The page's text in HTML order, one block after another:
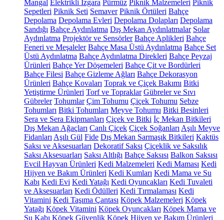
Mangal Elektrikli Izgara Pürmüz Piknik Malzemeleri Piknik
Sepetleri Piknik Seti Semaver Piknik Örtüleri Bahçe
Depolama Depolama Evleri Depolama Dolapları Depolama
Sandığı Bahçe Aydınlatma Dış Mekan Aydınlatmalar Solar
Aydınlatma Projektör ve Sensörler Bahçe Aplikleri Bahçe
Feneri ve Meşaleler Bahçe Masa Üstü Aydınlatma Bahçe Set
Üstü Aydınlatma Bahçe Aydınlatma Direkleri Bahçe Peyzaj
Ürünleri Bahçe Yer Döşemeleri Bahçe Çit ve Bordürleri
Bahçe Filesi Bahçe Gizleme Ağları Bahçe Dekorasyon
Ürünleri Bahçe Kovaları Toprak ve Çiçek Bakımı Bitki
Yetiştirme Ürünleri Torf ve Topraklar Gübreler ve Sıvı
Gübreler Tohumlar Çim Tohumu Çiçek Tohumu Sebze
Tohumları Bitki Tohumları Meyve Tohumu Bitki Besinleri
Sera ve Sera Ekipmanları Çiçek ve Bitki İç Mekan Bitkileri
Dış Mekan Ağaçları Canlı Çiçek Çiçek Soğanları Aşılı Meyve
Fidanları Aşılı Gül Fide Dış Mekan Sarmaşık Bitkileri Kaktüs
Saksı ve Aksesuarları Dekoratif Saksı Çiçeklik ve Saksılık
Saksı Aksesuarları Saksı Altlığı Bahçe Saksısı Balkon Saksısı
Evcil Hayvan Ürünleri Kedi Malzemeleri Kedi Maması Kedi
Hijyen ve Bakım Ürünleri Kedi Kumları Kedi Mama ve Su
Kabı Kedi Evi Kedi Yatağı Kedi Oyuncakları Kedi Tuvaleti
ve Aksesuarları Kedi Ödülleri Kedi Tırmalaması Kedi
Vitamini Kedi Taşıma Çantası Köpek Malzemeleri Köpek
Yatağı Köpek Vitamini Köpek Oyuncakları Köpek Mama ve
Su Kabı Köpek Güvenlik Köpek Hijyen ve Bakım Ürünleri